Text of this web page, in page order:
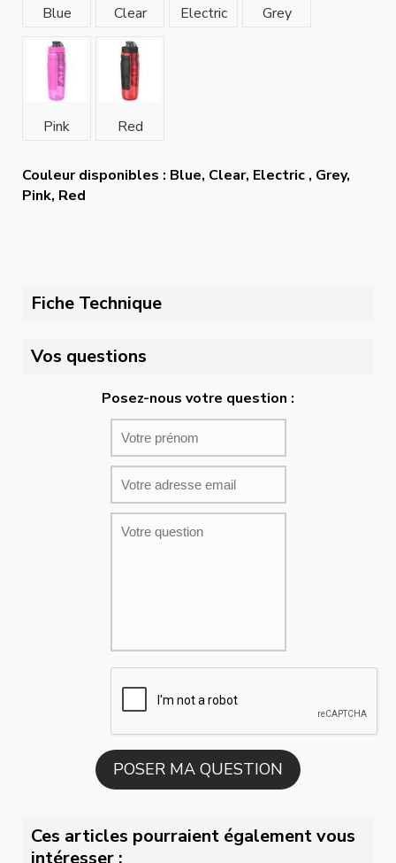
Blue Clear Electric Grey
Pink Red
Couleur disponibles : Blue, Clear, Electric , Grey,
Pink, Red
Fiche Technique
Vos questions
Posez-nous votre question :
Ces articles pourraient également vous
intéresser :